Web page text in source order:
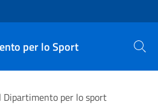
per lo Sport Cerca
Dipartimento per lo sport